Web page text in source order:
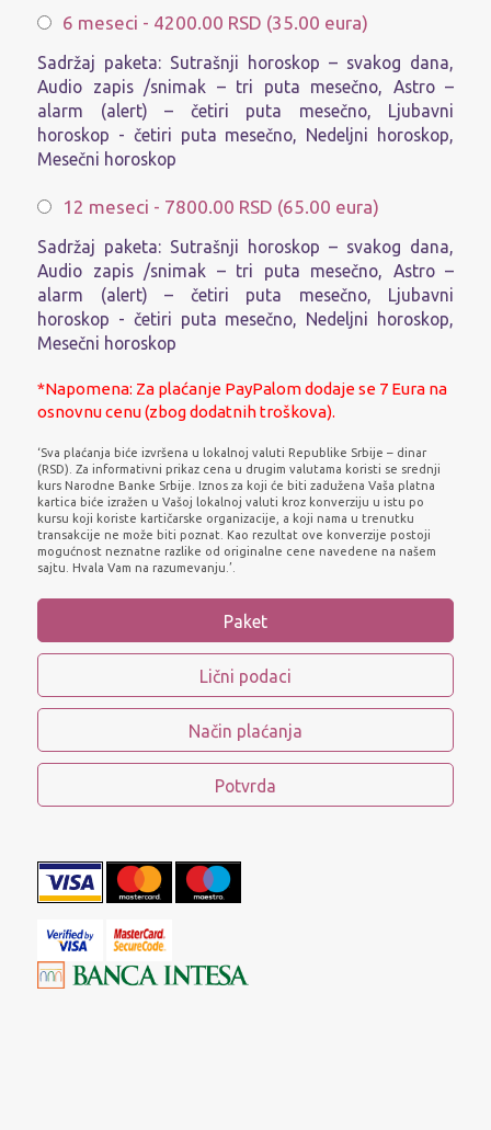
6 meseci - 4200.00 RSD (35.00 eura)
Sadržaj paketa: Sutrašnji horoskop – svakog dana,
Audio zapis /snimak – tri puta mesečno, Astro –
alarm (alert) – četiri puta mesečno, Ljubavni
horoskop - četiri puta mesečno, Nedeljni horoskop,
Mesečni horoskop
12 meseci - 7800.00 RSD (65.00 eura)
Sadržaj paketa: Sutrašnji horoskop – svakog dana,
Audio zapis /snimak – tri puta mesečno, Astro –
alarm (alert) – četiri puta mesečno, Ljubavni
horoskop - četiri puta mesečno, Nedeljni horoskop,
Mesečni horoskop
*Napomena: Za plaćanje PayPalom dodaje se 7 Eura na
osnovnu cenu (zbog dodatnih troškova).
‘Sva plaćanja biće izvršena u lokalnoj valuti Republike Srbije – dinar
(RSD). Za informativni prikaz cena u drugim valutama koristi se srednji
kurs Narodne Banke Srbije. Iznos za koji će biti zadužena Vaša platna
kartica biće izražen u Vašoj lokalnoj valuti kroz konverziju u istu po
kursu koji koriste kartičarske organizacije, a koji nama u trenutku
transakcije ne može biti poznat. Kao rezultat ove konverzije postoji
mogućnost neznatne razlike od originalne cene navedene na našem
sajtu. Hvala Vam na razumevanju.’.
Paket
Lični podaci
Način plaćanja
Potvrda